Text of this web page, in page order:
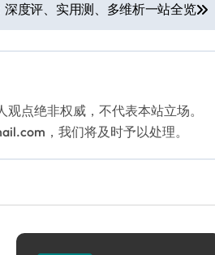
深度评、实用测、多维析一站全览
点绝非权威，不代表本站立场。
，我们将及时予以处理。